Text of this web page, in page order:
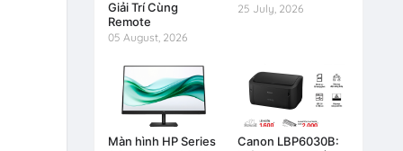
Giải Trí Cùng
Remote
05 August, 2026
25 July, 2026
Màn hình HP Series
Canon LBP6030B: